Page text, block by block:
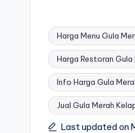
Tags:
Harga Menu Gula
Harga Restoran Gula
Info Harga Gula
Jual Gula Merah
Last updated on